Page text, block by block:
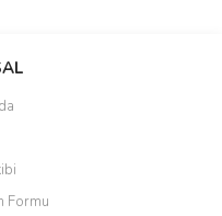
siz yapın!
Formu